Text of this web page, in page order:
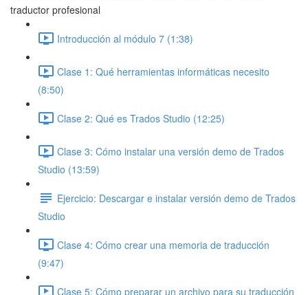
traductor profesional
Introducción al módulo 7 (1:38)
Clase 1: Qué herramientas informáticas necesito
(8:50)
Clase 2: Qué es Trados Studio (12:25)
Clase 3: Cómo instalar una versión demo de Trados
Studio (13:59)
Ejercicio: Descargar e instalar versión demo de Trados
Studio
Clase 4: Cómo crear una memoria de traducción
(9:47)
Clase 5: Cómo preparar un archivo para su traducción